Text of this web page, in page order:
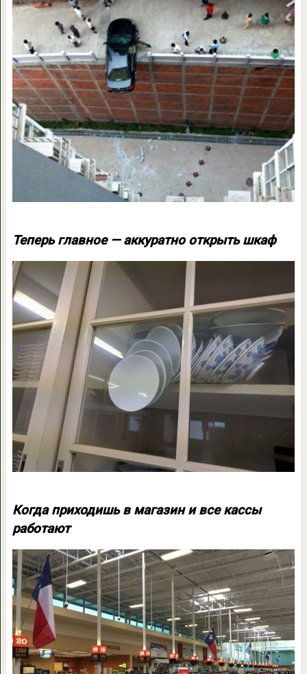
Теперь главное — аккуратно открыть шкаф
Когда приходишь в магазин и все кассы
работают